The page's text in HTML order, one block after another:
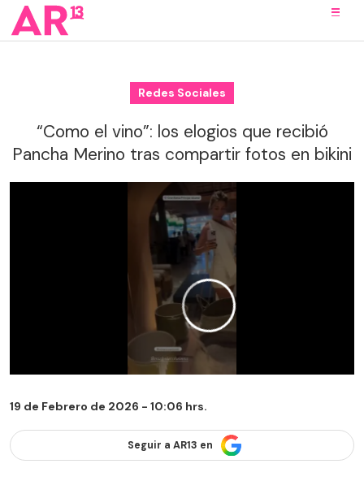
Redes Sociales
“Como el vino”: los elogios que recibió
Pancha Merino tras compartir fotos en bikini
19 de Febrero de 2026 - 10:06 hrs.
Seguir a AR13 en